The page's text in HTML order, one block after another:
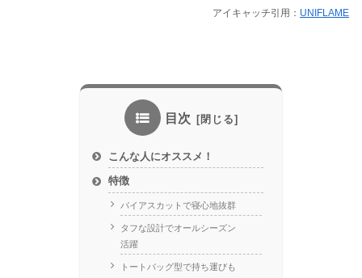
アイキャッチ引用： UNIFLAME
目次
こんな人にオススメ！
特徴
バイアスカットで寝心地抜群
タフな設計でオールシーズン
活躍
トートバッグ型で持ち運びも